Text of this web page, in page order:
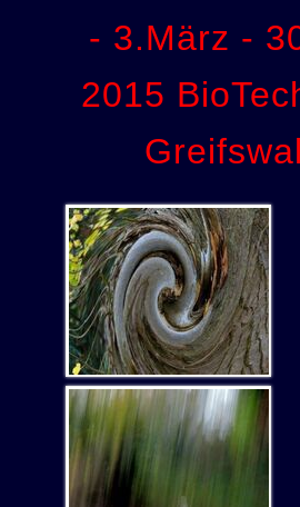
- 3.März -
2015